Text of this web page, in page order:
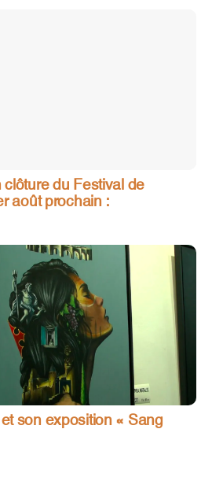
clôture du Festival de
août prochain :
son exposition « Sang